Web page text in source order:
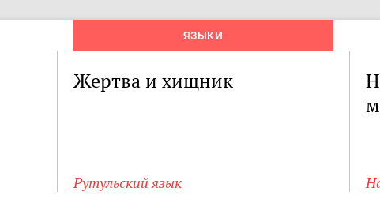
ЯЗЫКИ
Жертва и хищник
Рутульский язык